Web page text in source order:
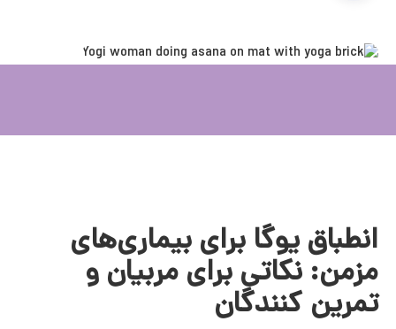
انطباق یوگا برای بیماری‌های
مزمن: نکاتی برای مربیان و
تمرین‌ کنندگان